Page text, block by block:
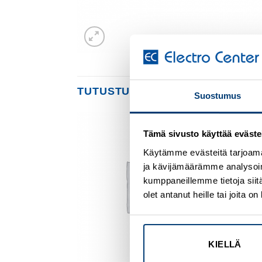
Suostumus
Tämä sivusto käyttää
Käytämme evästeitä
ja kävijämäärämme
kumppaneillemme tietoja
olet antanut heille tai joita
KIELLÄ
TUTUSTU MYÖS
wishlist